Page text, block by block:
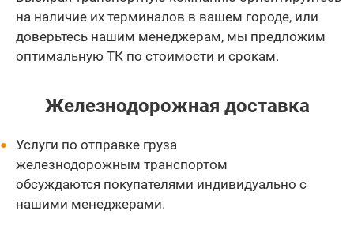
на наличие их терминалов в вашем городе, или
доверьтесь нашим менеджерам, мы предложим
оптимальную ТК по стоимости и срокам.
Железнодорожная доставка
Услуги по отправке груза
железнодорожным транспортом
обсуждаются покупателями индивидуально с
нашими менеджерами.